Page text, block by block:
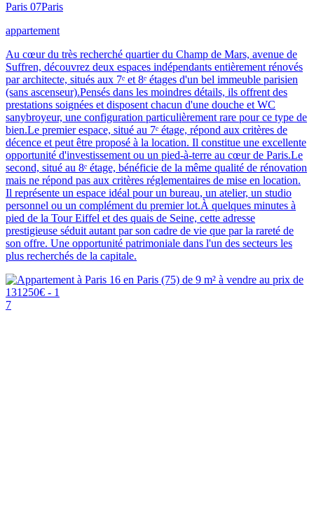
Paris 07Paris
appartement
Au cœur du très recherché quartier du Champ de Mars, avenue de
Suffren, découvrez deux espaces indépendants entièrement rénovés
par architecte, situés aux 7ᵉ et 8ᵉ étages d'un bel immeuble parisien
(sans ascenseur).Pensés dans les moindres détails, ils offrent des
prestations soignées et disposent chacun d'une douche et WC
sanybroyeur, une configuration particulièrement rare pour ce type de
bien.Le premier espace, situé au 7ᵉ étage, répond aux critères de
décence et peut être proposé à la location. Il constitue une excellente
opportunité d'investissement ou un pied-à-terre au cœur de Paris.Le
second, situé au 8ᵉ étage, bénéficie de la même qualité de rénovation
mais ne répond pas aux critères réglementaires de mise en location.
Il représente un espace idéal pour un bureau, un atelier, un studio
personnel ou un complément du premier lot.À quelques minutes à
pied de la Tour Eiffel et des quais de Seine, cette adresse
prestigieuse séduit autant par son cadre de vie que par la rareté de
son offre. Une opportunité patrimoniale dans l'un des secteurs les
plus recherchés de la capitale.
7